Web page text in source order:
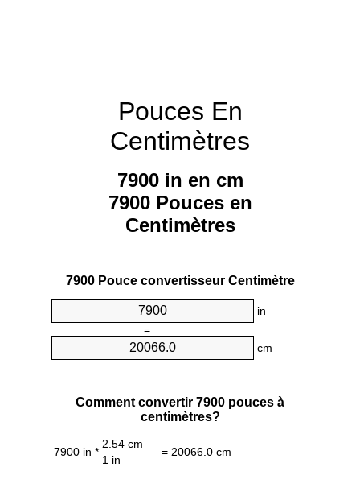
Pouces En
Centimètres
7900 in en cm
7900 Pouces en
Centimètres
7900 Pouce convertisseur Centimètre
in
=
cm
Comment convertir 7900 pouces à
centimètres?
7900 in *
2.54 cm
= 20066.0 cm
1 in